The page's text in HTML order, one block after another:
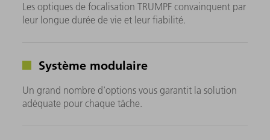
Les optiques de focalisation TRUMPF convainquent par
leur longue durée de vie et leur fiabilité.
Système modulaire
Un grand nombre d'options vous garantit la solution
adéquate pour chaque tâche.